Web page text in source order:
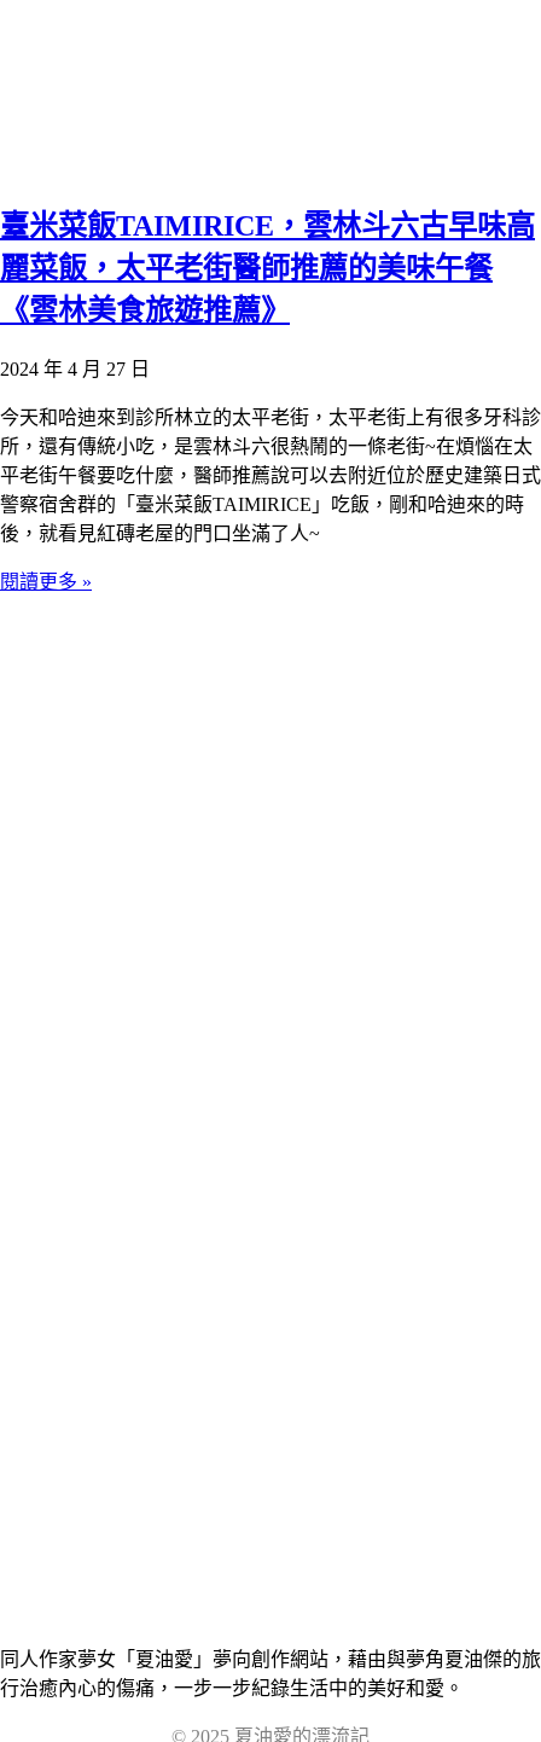
臺米菜飯TAIMIRICE，雲林斗六古早味高
麗菜飯，太平老街醫師推薦的美味午餐
《雲林美食旅遊推薦》
2024 年 4 月 27 日
今天和哈迪來到診所林立的太平老街，太平老街上有很多牙科診
所，還有傳統小吃，是雲林斗六很熱鬧的一條老街~在煩惱在太
平老街午餐要吃什麼，醫師推薦說可以去附近位於歷史建築日式
警察宿舍群的「臺米菜飯TAIMIRICE」吃飯，剛和哈迪來的時
後，就看見紅磚老屋的門口坐滿了人~
閱讀更多 »
同人作家夢女「夏油愛」夢向創作網站，藉由與夢角夏油傑的旅
行治癒內心的傷痛，一步一步紀錄生活中的美好和愛。
© 2025 夏油愛的漂流記